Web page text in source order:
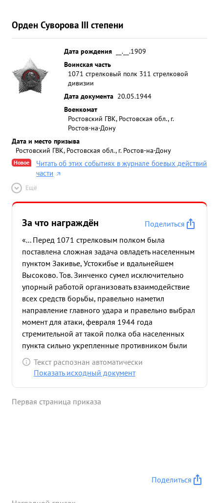
Орден Суворова III степени
Дата рождения
__.__.1909
Воинская часть
1071 стрелковый полк 311 стрелковой
дивизии
Дата документа 20.05.1944
Военкомат
Ростовский ГВК, Ростовская обл., г.
Ростов-на-Дону
Дата и место призыва
Ростовский ГВК, Ростовская обл., г. Ростов-на-Дону
Новое
Читать об этих событиях в журнале боевых действий
части
Ещё
За что награждён
Поделиться
«... Перед 1071 стрелковым полком была
поставлена сложная задача овладеть населенным
пунктом Закивье, Устокибье и вдальнейшем
Высоково. Тов. Зинченко сумел исключительно
упорный работой организовать взаимодействие
всех средств борьбы, правельно наметил
направление главного удара и правельно выбрал
момент для атаки, февраля 1944 года
стремительной ат такой полка оба населенных
пункта сильно укрепленные противником были
захвачены сбольшими потерями для проти вника.
20 февраля 1944 года не имея во зможности
действия и смелым обходным мане вром
Текст распознан автоматически
Показать исходный документ
Первая страница приказа
Поделиться